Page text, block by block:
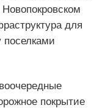
для
покрытие